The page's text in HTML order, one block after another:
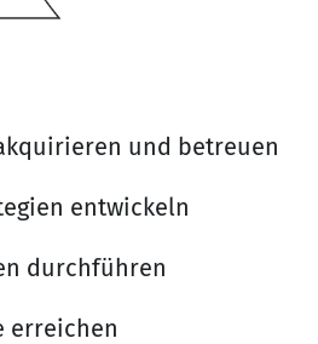
und betreuen
entwickeln
durchführen
erreichen